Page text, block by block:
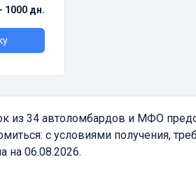
1000 дн.
из 34 автоломбардов и МФО
с условиями получения,
на 06.08.2026.